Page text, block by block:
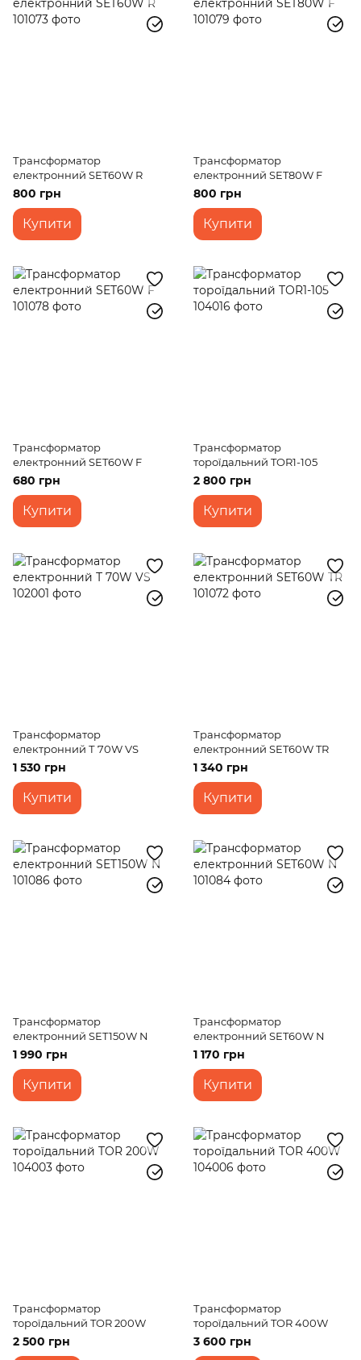
Трансформатор
електронний SET60W R
800 грн
Купити
Трансформатор
електронний SET80W F
800 грн
Купити
Трансформатор
електронний SET60W F
680 грн
Купити
Трансформатор
тороїдальний TOR1-105
2 800 грн
Купити
Трансформатор
електронний Т 70W VS
1 530 грн
Купити
Трансформатор
електронний SET60W TR
1 340 грн
Купити
Трансформатор
електронний SET150W N
1 990 грн
Купити
Трансформатор
електронний SET60W N
1 170 грн
Купити
Трансформатор
тороїдальний TOR 200W
2 500 грн
Трансформатор
тороїдальний TOR 400W
3 600 грн